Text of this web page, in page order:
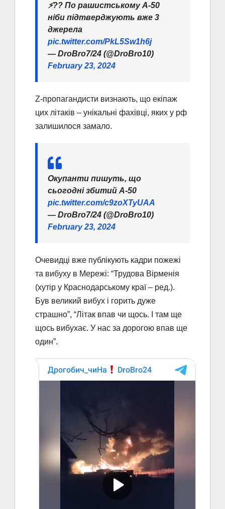
⚡️?? По рашистському А-50
ніби підтверджують вже 3
джерела
pic.twitter.com/PkL5Sw1h6j
— DroBro7/24 (@DroBro10)
February 23, 2024
Z-пропагандисти визнають, що екіпаж
цих літаків – унікальні фахівці, яких у рф
залишилося замало.
Окупанти пишуть, що
сьогодні збитий А-50
pic.twitter.com/c9zoXTyUAA
— DroBro7/24 (@DroBro10)
February 23, 2024
Очевидці вже публікують кадри пожежі
та вибуху в Мережі: “Трудова Вірменія
(хутір у Краснодарському краї – ред.).
Був великий вибух і горить дуже
страшно”, “Літак впав чи щось. І там ще
щось вибухає. У нас за дорогою впав ще
один”.